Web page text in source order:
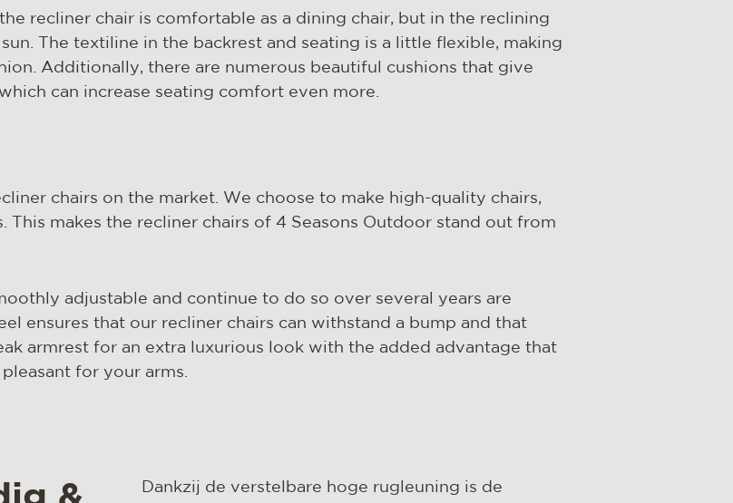
recliner chair is comfortable as a dining chair, but in the reclining
The textiline in the backrest and seating is a little flexible, making
Additionally, there are numerous beautiful cushions that give
can increase seating comfort even more.
chairs on the market. We choose to make high-quality chairs,
This makes the recliner chairs of 4 Seasons Outdoor stand out from
adjustable and continue to do so over several years are
ensures that our recliner chairs can withstand a bump and that
armrest for an extra luxurious look with the added advantage that
for your arms.
Dankzij de verstelbare hoge rugleuning is de